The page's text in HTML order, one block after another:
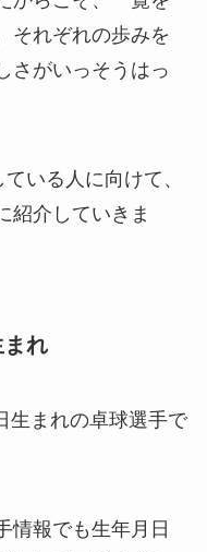
それぞれの歩みを
さがいっそうはっ
いる人に向けて、
紹介していきま
れ
生まれの卓球選手で
情報でも生年月日